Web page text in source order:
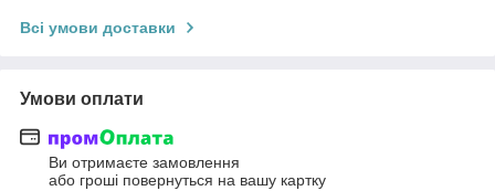
Всі умови доставки
Умови оплати
Ви отримаєте замовлення
або гроші повернуться на вашу картку